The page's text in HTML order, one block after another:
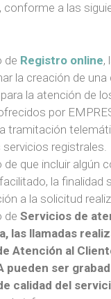
conforme a las
de Registro online,
la creación de una
para la atención de
por
tramitación
registrales.
de que incluir algún
la finalidad
a la solicitud
de Servicios de
las llamadas
Atención al
pueden ser
calidad del